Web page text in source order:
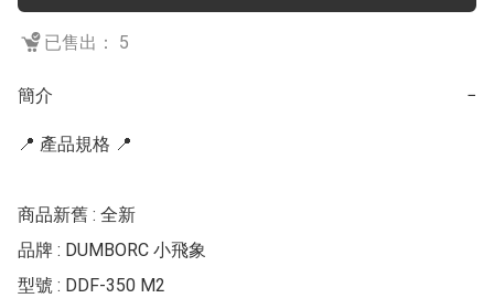
已售出： 5
簡介 −
📍 產品規格 📍
商品新舊 : 全新
品牌 : DUMBORC 小飛象
型號 : DDF-350 M2